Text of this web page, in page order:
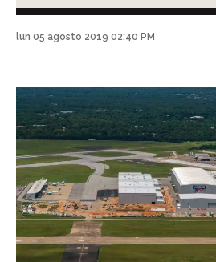
lun 05 agosto 2019 02:40 PM